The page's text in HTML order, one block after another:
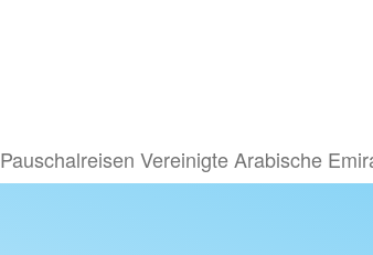
Pauschalreisen Vereinigte Arabische